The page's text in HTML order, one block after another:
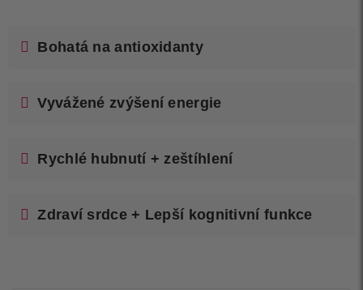
Bohatá na antioxidanty
Vyvážené zvýšení energie
Rychlé hubnutí + zeštíhlení
Zdraví srdce + Lepší kognitivní funkce